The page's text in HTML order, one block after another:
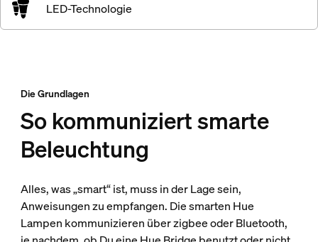
LED-Technologie
Die Grundlagen
So kommuniziert smarte
Beleuchtung
Alles, was „smart“ ist, muss in der Lage sein,
Anweisungen zu empfangen. Die smarten Hue
Lampen kommunizieren über zigbee oder Bluetooth,